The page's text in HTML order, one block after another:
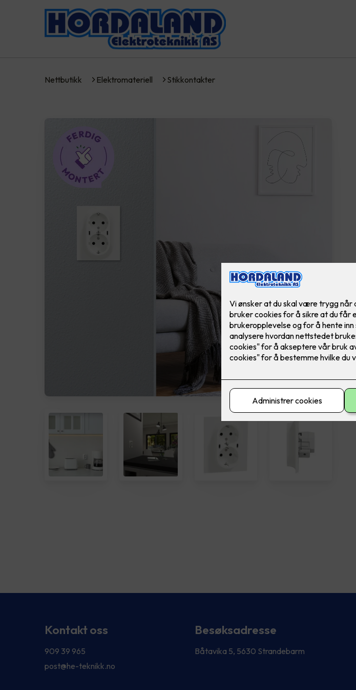
Nettbutikk Elektromateriell Stikkontakter
Kontakt oss
909 39 965
post@he-teknikk.no
Besøksadresse
Båtavika 5, 5630 Strandebarm